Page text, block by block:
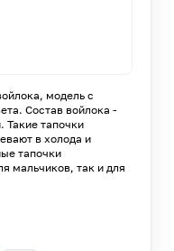
модель с
Состав войлока -
Такие тапочки
в холода и
тапочки
мальчиков, так и для